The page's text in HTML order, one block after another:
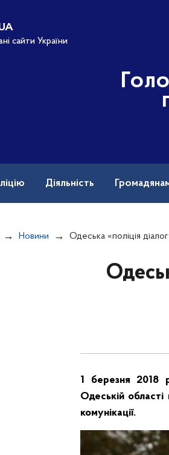
сайти України
Діяльність
Новини Одеська «поліція діалогу»
1 березня 2018
Одеській області
комунікації.